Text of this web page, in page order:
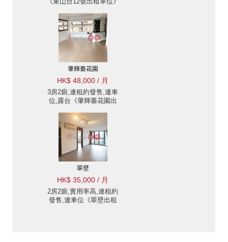
肇輝臺花園
HK$ 48,000 / 月
3房2廁,連租約發售,連車
位,露台《肇輝臺花園出
翠壁
HK$ 35,000 / 月
2房2廁,實用率高,連租約
發售,連車位《翠壁出租